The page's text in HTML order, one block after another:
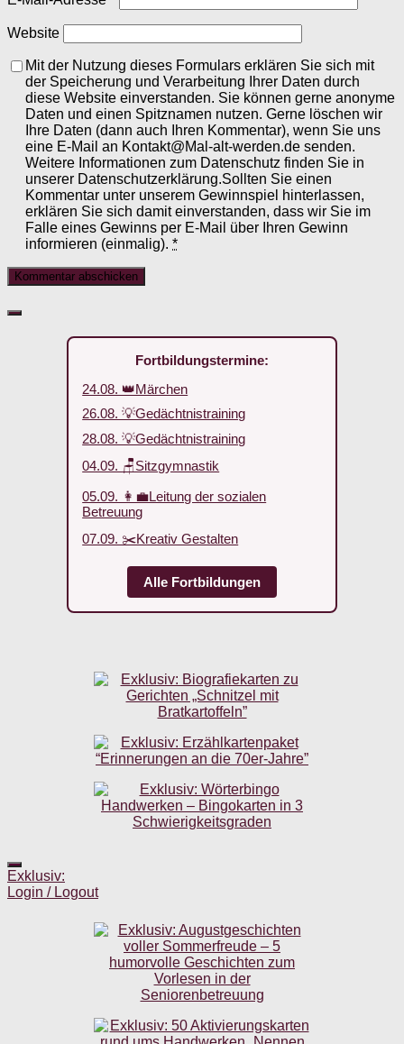
Website
Mit der Nutzung dieses Formulars erklären Sie sich mit
der Speicherung und Verarbeitung Ihrer Daten durch
diese Website einverstanden. Sie können gerne anonyme
Daten und einen Spitznamen nutzen. Gerne löschen wir
Ihre Daten (dann auch Ihren Kommentar), wenn Sie uns
eine E-Mail an Kontakt@Mal-alt-werden.de senden.
Weitere Informationen zum Datenschutz finden Sie in
unserer Datenschutzerklärung.Sollten Sie einen
Kommentar unter unserem Gewinnspiel hinterlassen,
erklären Sie sich damit einverstanden, dass wir Sie im
Falle eines Gewinns per E-Mail über Ihren Gewinn
informieren (einmalig). *
Fortbildungstermine:
24.08. 👑Märchen
26.08. 💡Gedächtnistraining
28.08. 💡Gedächtnistraining
04.09. 🪑Sitzgymnastik
05.09. 👩‍💼Leitung der sozialen
Betreuung
07.09. ✂️Kreativ Gestalten
Alle Fortbildungen
Exklusiv:
Login / Logout